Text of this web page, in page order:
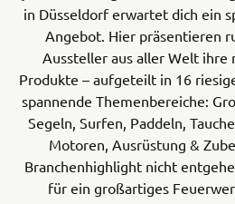
in Düsseldorf erwartet dich ein
Angebot. Hier präsentieren
Aussteller aus aller Welt ihre
Produkte – aufgeteilt in 16
spannende Themenbereiche:
Segeln, Surfen, Paddeln,
Motoren, Ausrüstung &
Branchenhighlight nicht
für ein großartiges